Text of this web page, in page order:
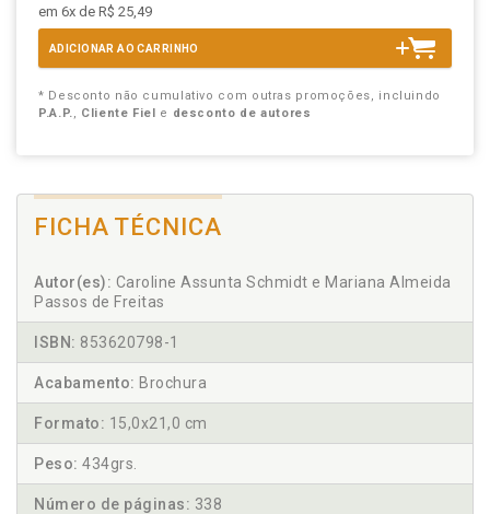
em 6x de R$ 25,49
ADICIONAR AO CARRINHO
* Desconto não cumulativo com outras promoções, incluindo
P.A.P., Cliente Fiel e desconto de autores
FICHA TÉCNICA
Autor(es): Caroline Assunta Schmidt e Mariana Almeida
Passos de Freitas
ISBN: 853620798-1
Acabamento: Brochura
Formato: 15,0x21,0 cm
Peso: 434grs.
Número de páginas: 338